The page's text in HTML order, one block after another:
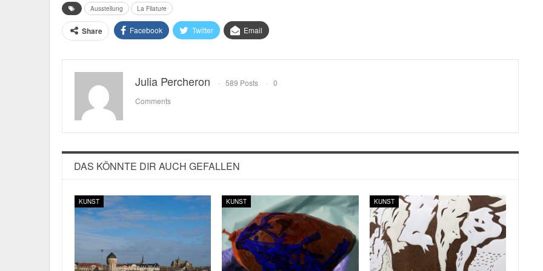
Ausstellung La Filature
Share Facebook Twitter Email
Julia Percheron 589 Posts
0
Comments
DAS KÖNNTE DIR AUCH GEFALLEN
KUNST KUNST KUNST